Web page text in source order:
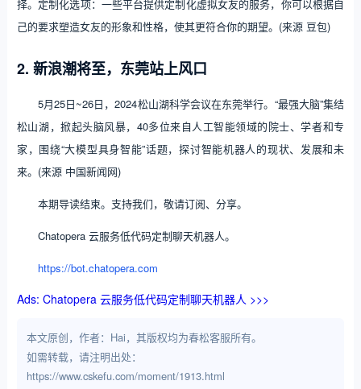
择。定制化选项：一些平台提供定制化虚拟女友的服务，你可以根据自
己的要求塑造女友的形象和性格，使其更符合你的期望。(来源 豆包)
2. 新浪潮将至，东莞站上风口
5月25日~26日，2024松山湖科学会议在东莞举行。“最强大脑”集结
松山湖，掀起头脑风暴，40多位来自人工智能领域的院士、学者和专
家，围绕“大模型具身智能”话题，探讨智能机器人的现状、发展和未
来。(来源 中国新闻网)
本期导读结束。支持我们，敬请订阅、分享。
Chatopera 云服务低代码定制聊天机器人。
https://bot.chatopera.com
Ads: Chatopera 云服务低代码定制聊天机器人 >>>
本文原创，作者：Hai，其版权均为春松客服所有。
如需转载，请注明出处：
https://www.cskefu.com/moment/1913.html